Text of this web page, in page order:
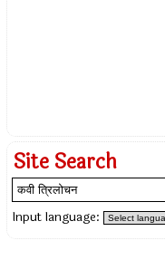
Site Search
Input language: